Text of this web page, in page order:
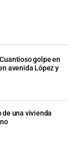
Cuantioso golpe en
avenida López y
de una vivienda